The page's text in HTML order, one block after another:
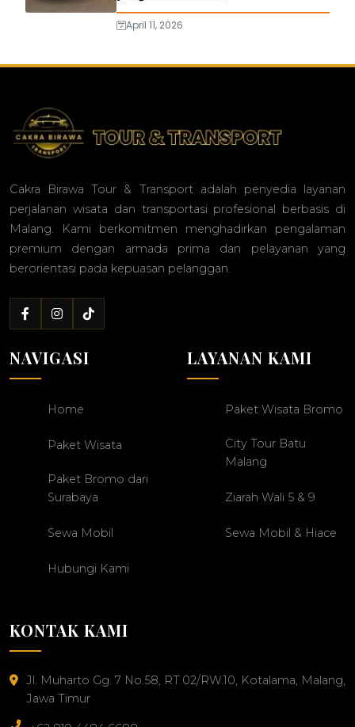
April 11, 2026
Cakra Birawa Tour & Transport adalah penyedia layanan
perjalanan wisata dan transportasi profesional berbasis di
Malang. Kami berkomitmen menghadirkan pengalaman
premium dengan armada prima dan pelayanan yang
berorientasi pada kepuasan pelanggan.
NAVIGASI
Home
Paket Wisata
Paket Bromo dari
Surabaya
Sewa Mobil
Hubungi Kami
LAYANAN KAMI
Paket Wisata Bromo
City Tour Batu
Malang
Ziarah Wali 5 & 9
Sewa Mobil & Hiace
KONTAK KAMI
Jl. Muharto Gg. 7 No.58, RT.02/RW.10, Kotalama, Malang,
Jawa Timur